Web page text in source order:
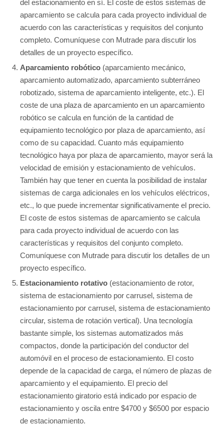
del estacionamiento en sí. El coste de estos sistemas de
aparcamiento se calcula para cada proyecto individual de
acuerdo con las características y requisitos del conjunto
completo. Comuníquese con Mutrade para discutir los
detalles de un proyecto específico.
Aparcamiento robótico (aparcamiento mecánico,
aparcamiento automatizado, aparcamiento subterráneo
robotizado, sistema de aparcamiento inteligente, etc.). El
coste de una plaza de aparcamiento en un aparcamiento
robótico se calcula en función de la cantidad de
equipamiento tecnológico por plaza de aparcamiento, así
como de su capacidad. Cuanto más equipamiento
tecnológico haya por plaza de aparcamiento, mayor será la
velocidad de emisión y estacionamiento de vehículos.
También hay que tener en cuenta la posibilidad de instalar
sistemas de carga adicionales en los vehículos eléctricos,
etc., lo que puede incrementar significativamente el precio.
El coste de estos sistemas de aparcamiento se calcula
para cada proyecto individual de acuerdo con las
características y requisitos del conjunto completo.
Comuníquese con Mutrade para discutir los detalles de un
proyecto específico.
Estacionamiento rotativo (estacionamiento de rotor,
sistema de estacionamiento por carrusel, sistema de
estacionamiento por carrusel, sistema de estacionamiento
circular, sistema de rotación vertical). Una tecnología
bastante simple, los sistemas automatizados más
compactos, donde la participación del conductor del
automóvil en el proceso de estacionamiento. El costo
depende de la capacidad de carga, el número de plazas de
aparcamiento y el equipamiento. El precio del
estacionamiento giratorio está indicado por espacio de
estacionamiento y oscila entre $4700 y $6500 por espacio
de estacionamiento.